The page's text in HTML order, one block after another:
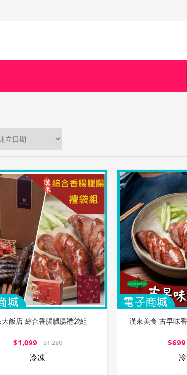
大飯店-綜合香腸臘腸禮袋組
$1,099 $1,280
冷凍
漢來美食-古早味
$699